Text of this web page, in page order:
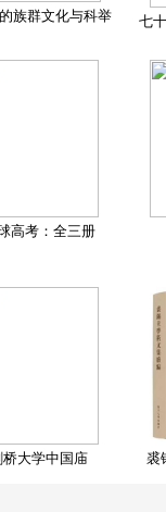
族群文化与科举 七
高考：全三册
桥大学中国庙 裘